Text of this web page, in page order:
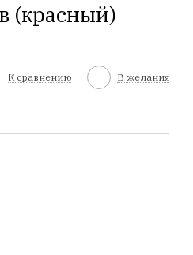
(красный)
К сравнению В желания